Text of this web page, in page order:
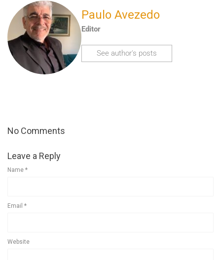
Paulo Avezedo
Editor
See author's posts
No Comments
Leave a Reply
Name *
Email *
Website